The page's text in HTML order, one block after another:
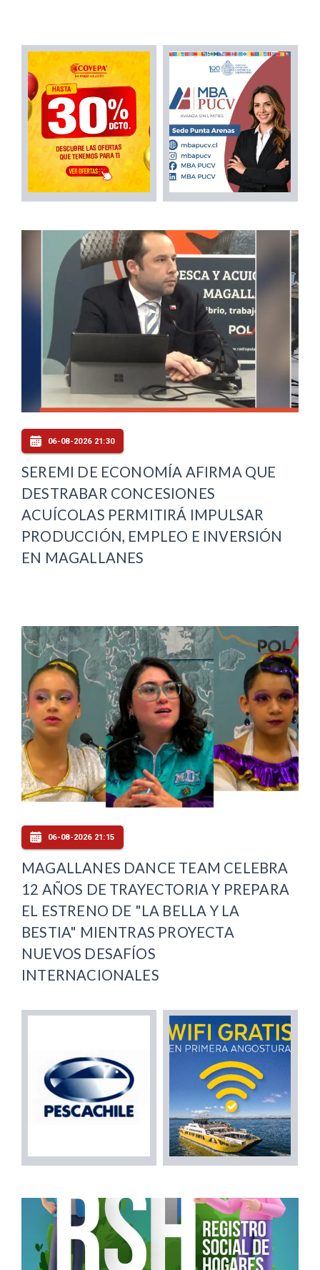
06-08-2026 21:30
SEREMI DE ECONOMÍA AFIRMA QUE
DESTRABAR CONCESIONES
ACUÍCOLAS PERMITIRÁ IMPULSAR
PRODUCCIÓN, EMPLEO E INVERSIÓN
EN MAGALLANES
06-08-2026 21:15
MAGALLANES DANCE TEAM CELEBRA
12 AÑOS DE TRAYECTORIA Y PREPARA
EL ESTRENO DE "LA BELLA Y LA
BESTIA" MIENTRAS PROYECTA
NUEVOS DESAFÍOS
INTERNACIONALES